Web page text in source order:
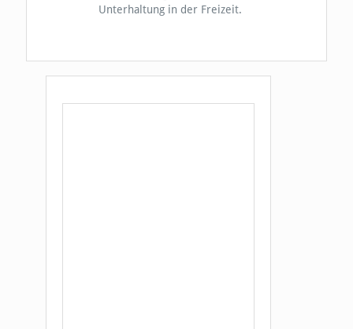
Unterhaltung in der Freizeit.